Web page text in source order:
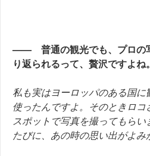
—— 普通の観光でも、プロの
り返られるって、贅沢ですよね。
私も実はヨーロッパのある国
使ったんですよ。そのときロ
スポットで写真を撮ってもら
たびに、あの時の思い出がよみ